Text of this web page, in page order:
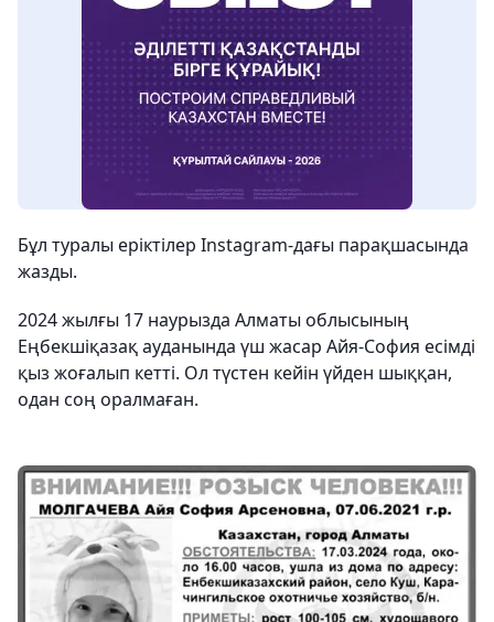
Бұл туралы еріктілер Instagram-дағы парақшасында
жазды.
2024 жылғы 17 наурызда Алматы облысының
Еңбекшіқазақ ауданында үш жасар Айя-София есімді
қыз жоғалып кетті. Ол түстен кейін үйден шыққан,
одан соң оралмаған.